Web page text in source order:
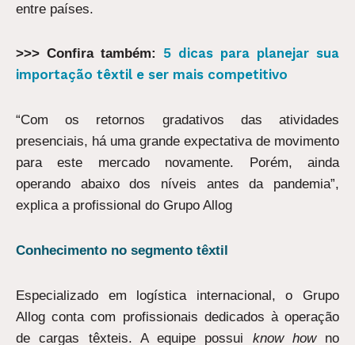
entre países.
>>> Confira também: 5 dicas para planejar sua
importação têxtil e ser mais competitivo
“Com os retornos gradativos das atividades
presenciais, há uma grande expectativa de movimento
para este mercado novamente. Porém, ainda
operando abaixo dos níveis antes da pandemia”,
explica a profissional do Grupo Allog
Conhecimento no segmento têxtil
Especializado em logística internacional, o Grupo
Allog conta com profissionais dedicados à operação
de cargas têxteis. A equipe possui know howno